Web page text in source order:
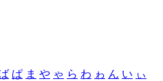
ぱ ま や ゃ ら わ ゎ ん い ぃ